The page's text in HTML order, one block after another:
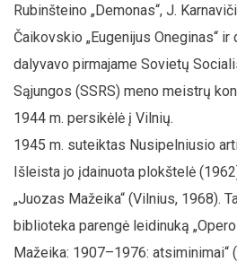
Rubinšteino „Demonas“, J.
Čaikovskio „Eugenijus Oneginas“
dalyvavo pirmajame Sovietų
Sąjungos (SSRS) meno meistrų
1944 m. persikėlė į Vilnių.
1945 m. suteiktas Nusipelniusio
Išleista jo įdainuota plokštelė
„Juozas Mažeika“ (Vilnius, 1968).
biblioteka parengė leidinuką
Mažeika: 1907–1976: atsiminimai“